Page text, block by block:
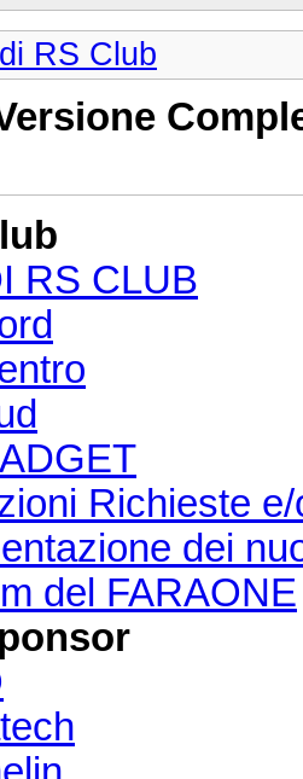
RS Club
RS CLUB
Richieste
dei
del FARAONE